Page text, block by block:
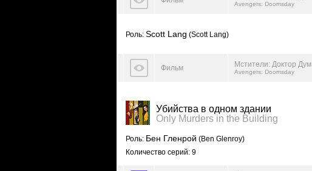
Avengers: Doomsday
Роль: Scott Lang (Scott Lang)
Фильм Мстители: Доктор Дум
Avengers: Doomsday
Убийства в одном здании
Only Murders in the Building
Роль: Бен Гленрой (Ben Glenroy)
Количество серий: 9